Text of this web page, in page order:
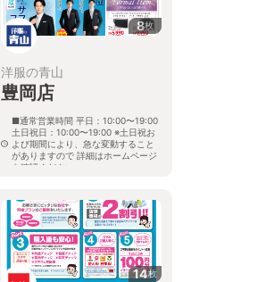
8枚
洋服の青山
豊岡店
■通常営業時間 平日：10:00〜19:00
土日祝日：10:00〜19:00 ※土日祝お
よび期間により、急な変動すること
がありますので 詳細はホームページ
を確認ください
14枚